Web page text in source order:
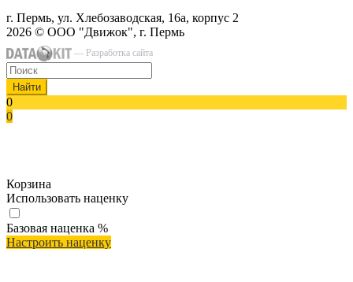
г. Пермь, ул. Хлебозаводская, 16а, корпус 2
2026 © ООО "Движок", г. Пермь
— Разработка сайта
Найти
0
0
Корзина
Использовать наценку
Базовая наценка %
Настроить наценку